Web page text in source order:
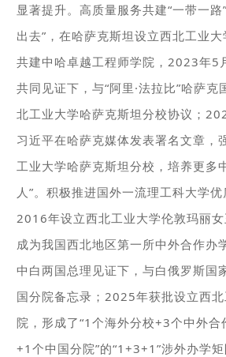
显著提升。高质量服务共建“一带一路
出去”，在哈萨克斯坦设立西北工业大
共建中哈卓越工程师学院，2023年5
共同见证下，与“阿里·法拉比”哈萨
北工业大学哈萨克斯坦分校协议；
习近平在哈萨克媒体发表署名文章，
工业大学哈萨克斯坦分校，培养更多
人”。积极推进国外一流理工科大学优
2016年设立西北工业大学伦敦玛丽女
成为我国西北地区第一所中外合作办
中白两国总理见证下，与白俄罗斯国
国分院备忘录；2025年获批设立西
院，形成了“1个海外分校+3个中外合
+1个中国分院”的“1+3+1”涉外办学